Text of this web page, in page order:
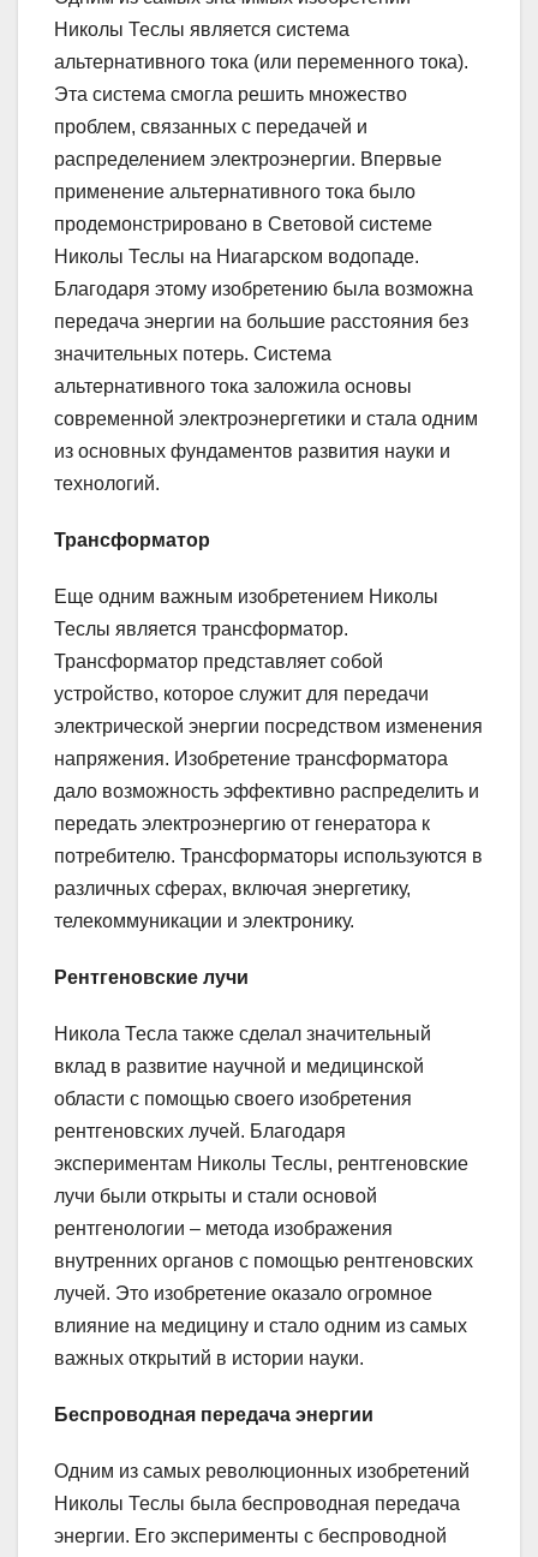
Николы Теслы является система
альтернативного тока (или переменного тока).
Эта система смогла решить множество
проблем, связанных с передачей и
распределением электроэнергии. Впервые
применение альтернативного тока было
продемонстрировано в Световой системе
Николы Теслы на Ниагарском водопаде.
Благодаря этому изобретению была возможна
передача энергии на большие расстояния без
значительных потерь. Система
альтернативного тока заложила основы
современной электроэнергетики и стала одним
из основных фундаментов развития науки и
технологий.
Трансформатор
Еще одним важным изобретением Николы
Теслы является трансформатор.
Трансформатор представляет собой
устройство, которое служит для передачи
электрической энергии посредством изменения
напряжения. Изобретение трансформатора
дало возможность эффективно распределить и
передать электроэнергию от генератора к
потребителю. Трансформаторы используются в
различных сферах, включая энергетику,
телекоммуникации и электронику.
Рентгеновские лучи
Никола Тесла также сделал значительный
вклад в развитие научной и медицинской
области с помощью своего изобретения
рентгеновских лучей. Благодаря
экспериментам Николы Теслы, рентгеновские
лучи были открыты и стали основой
рентгенологии – метода изображения
внутренних органов с помощью рентгеновских
лучей. Это изобретение оказало огромное
влияние на медицину и стало одним из самых
важных открытий в истории науки.
Беспроводная передача энергии
Одним из самых революционных изобретений
Николы Теслы была беспроводная передача
энергии. Его эксперименты с беспроводной